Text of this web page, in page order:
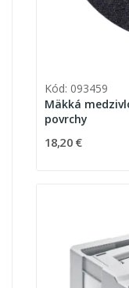
Kód: 093459
Mäkká
povrchy
18,20 €